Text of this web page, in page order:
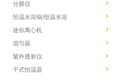
分膜仪
恒温水浴锅/恒温水浴
迷你离心机
混匀器
紫外透射仪
干式恒温器